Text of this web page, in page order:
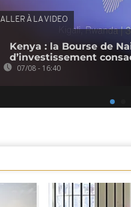
ALLER À LA VIDEO
Kenya : la Bourse de
d’investissement
07/08 - 16:40